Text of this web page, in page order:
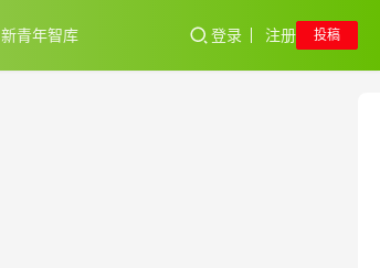
新青年智库 登录 注册 投稿